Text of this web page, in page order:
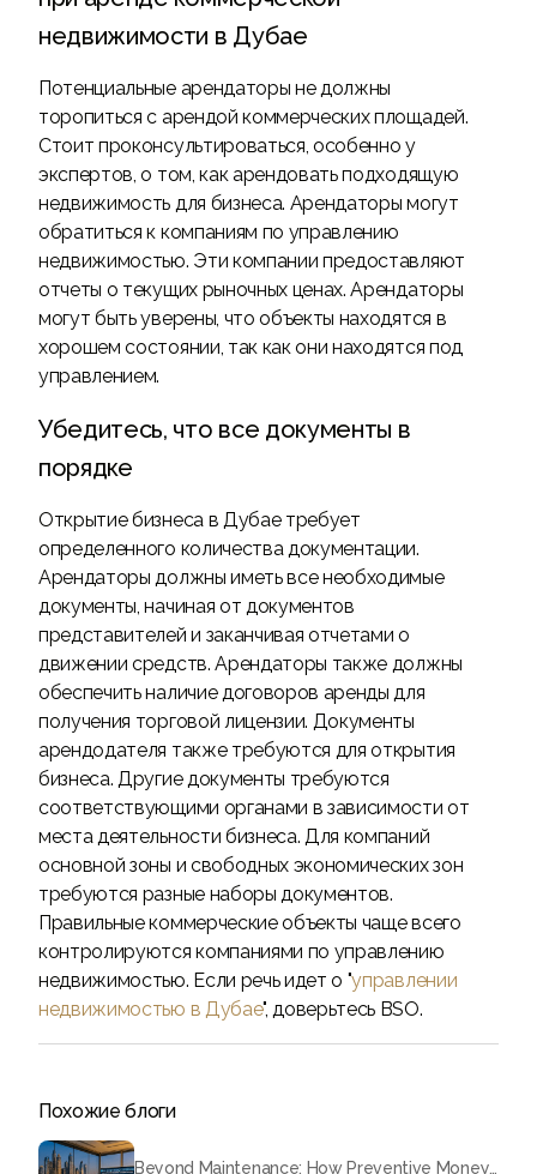
недвижимости в Дубае
Потенциальные арендаторы не должны
торопиться с арендой коммерческих площадей.
Стоит проконсультироваться, особенно у
экспертов, о том, как арендовать подходящую
недвижимость для бизнеса. Арендаторы могут
обратиться к компаниям по управлению
недвижимостью. Эти компании предоставляют
отчеты о текущих рыночных ценах. Арендаторы
могут быть уверены, что объекты находятся в
хорошем состоянии, так как они находятся под
управлением.
Убедитесь, что все документы в
порядке
Открытие бизнеса в Дубае требует
определенного количества документации.
Арендаторы должны иметь все необходимые
документы, начиная от документов
представителей и заканчивая отчетами о
движении средств. Арендаторы также должны
обеспечить наличие договоров аренды для
получения торговой лицензии. Документы
арендодателя также требуются для открытия
бизнеса. Другие документы требуются
соответствующими органами в зависимости от
места деятельности бизнеса. Для компаний
основной зоны и свободных экономических зон
требуются разные наборы документов.
Правильные коммерческие объекты чаще всего
контролируются компаниями по управлению
недвижимостью. Если речь идет о "управлении
недвижимостью в Дубае", доверьтесь BSO.
Похожие блоги